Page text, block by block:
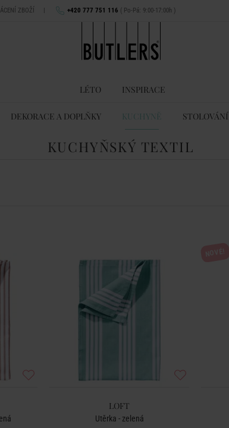
ZBOŽÍ | +420 777 751 116 ( Po-Pá: 9:00-17:00h )
LÉTO INSPIRACE
DEKORACE A DOPLŇKY KUCHYNĚ STOLOVÁNÍ
KUCHYŇSKÝ TEXTIL
LOFT
Utěrka - zelená